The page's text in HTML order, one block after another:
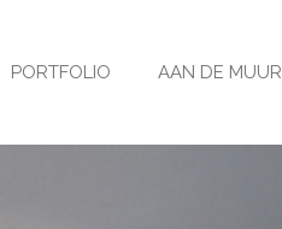
PORTFOLIO AAN DE MUUR